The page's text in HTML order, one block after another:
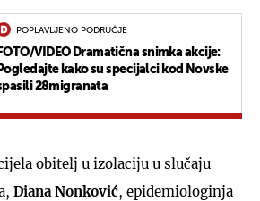
POPLAVLJENO PODRUČJE
FOTO/VIDEO Dramatična snimka akcije:
Pogledajte kako su specijalci kod Novske
28migranata
obitelj u izolaciju u slučaju
Diana Nonković, epidemiologinja